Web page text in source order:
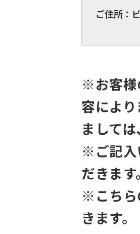
ご住所：
※お客様
容によ
まして
※ご記入
だきます。
※こちら
きます。